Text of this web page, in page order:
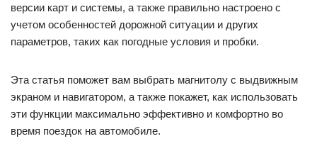
версии карт и системы, а также правильно настроено с
учетом особенностей дорожной ситуации и других
параметров, таких как погодные условия и пробки.
Эта статья поможет вам выбрать магнитолу с выдвижным
экраном и навигатором, а также покажет, как использовать
эти функции максимально эффективно и комфортно во
время поездок на автомобиле.